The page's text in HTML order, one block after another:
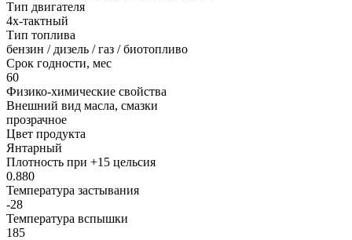
Тип двигателя
4х-тактный
Тип топлива
бензин / дизель / газ / биотопливо
Срок годности, мес
60
Физико-химические свойства
Внешний вид масла, смазки
прозрачное
Цвет продукта
Янтарный
Плотность при +15 цельсия
0.880
Температура застывания
-28
Температура вспышки
185